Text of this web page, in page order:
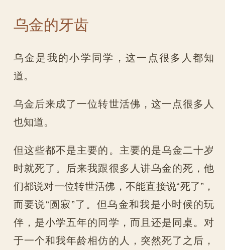
乌金的牙齿
乌金是我的小学同学，这一点很多人都知
道。
乌金后来成了一位转世活佛，这一点很多人
也知道。
但这些都不是主要的。主要的是乌金二十岁
时就死了。后来我跟很多人讲乌金的死，他
们都说对一位转世活佛，不能直接说“死了”，
而要说“圆寂”了。但乌金和我是小时候的玩
伴，是小学五年的同学，而且还是同桌。对
于一个和我年龄相仿的人，突然死了之后，